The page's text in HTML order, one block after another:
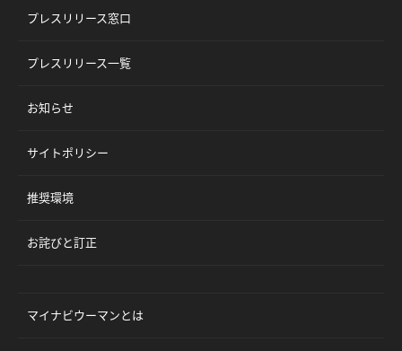
プレスリリース窓口
プレスリリース一覧
お知らせ
サイトポリシー
推奨環境
お詫びと訂正
マイナビウーマンとは